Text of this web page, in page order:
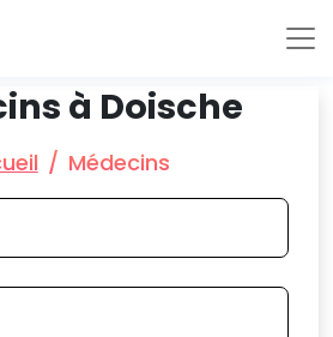
à Doische
Médecins